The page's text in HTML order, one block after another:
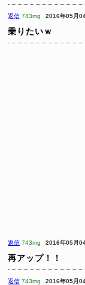
返信 743mg 2016年05月
乗りたいｗ
返信 743mg 2016年05月
再アップ！！
返信 743mg 2016年05月